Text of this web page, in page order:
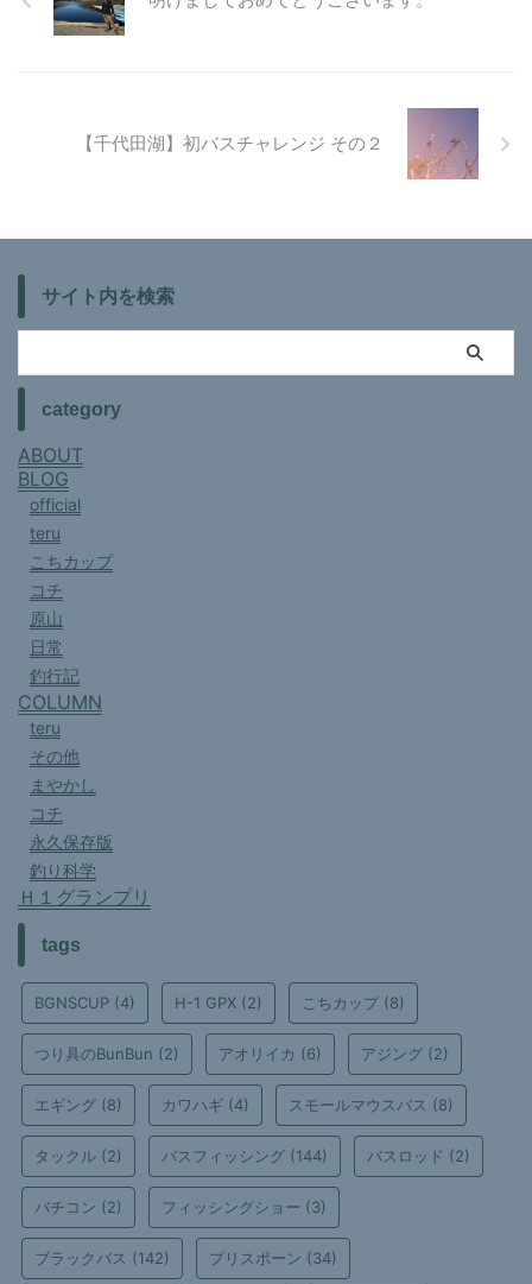
【千代田湖】初バスチャレンジ その２
サイト内を検索
category
ABOUT
BLOG
official
teru
こちカップ
コチ
原山
日常
釣行記
COLUMN
teru
その他
まやかし
コチ
永久保存版
釣り科学
Ｈ１グランプリ
tags
BGNSCUP (4) H-1 GPX (2) こちカップ (8)
つり具のBunBun (2) アオリイカ (6) アジング (2)
エギング (8) カワハギ (4) スモールマウスバス (8)
タックル (2) バスフィッシング (144) バスロッド (2)
バチコン (2) フィッシングショー (3)
ブラックバス (142) プリスポーン (34)